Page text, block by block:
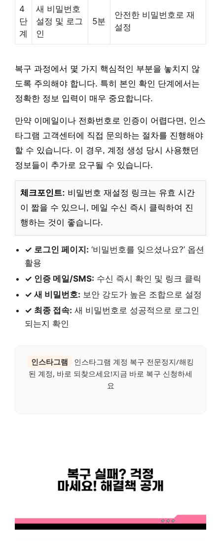
4
단
계
새 비밀번호
설정 및 로그
인
5분
안전한 비밀번호로 재
설정
복구 과정에서 몇 가지 핵심적인 부분을 놓치지 않
도록 주의해야 합니다. 특히 본인 확인 단계에서는
정확한 정보 입력이 매우 중요합니다.
만약 이메일이나 전화번호로 인증이 어렵다면, 인스
타그램 고객센터에 직접 문의하는 절차를 진행해야
할 수 있습니다. 이 경우, 계정 생성 당시 사용했던
정보들이 추가로 요구될 수 있습니다.
체크포인트: 비밀번호 재설정 링크는 유효 시간
이 짧을 수 있으니, 메일 수신 즉시 클릭하여 진
행하는 것이 좋습니다.
✓ 로그인 페이지: ‘비밀번호를 잊으셨나요?’ 옵션
활용
✓ 인증 메일/SMS: 수신 즉시 확인 및 링크 클릭
✓ 새 비밀번호: 보안 강도가 높은 조합으로 설정
✓ 최종 접속: 새 비밀번호로 성공적으로 로그인
되는지 확인
인스타그램
인스타그램 계정 복구 전문정지/해킹
된 계정, 바로 되찾으세요!지금 바로 복구 신청하세
요